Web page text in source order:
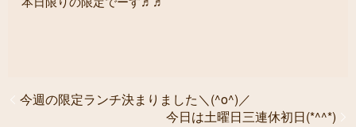
今週の限定ランチ決まりました＼(^o^)／
今日は土曜日三連休初日(*^^*)